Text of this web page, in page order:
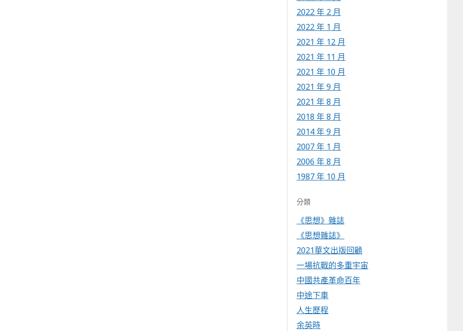
2022 年 2 月
2022 年 1 月
2021 年 12 月
2021 年 11 月
2021 年 10 月
2021 年 9 月
2021 年 8 月
2018 年 8 月
2014 年 9 月
2007 年 1 月
2006 年 8 月
1987 年 10 月
分類
《思想》雜誌
《思想雜誌》
2021華文出版回顧
一場抗戰的多重宇宙
中國共產革命百年
中途下車
人生歷程
余英時